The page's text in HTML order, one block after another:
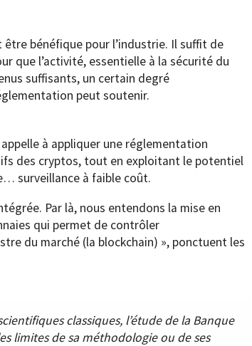
bénéfique pour l’industrie. Il suffit de
que l’activité, essentielle à la sécurité du
suffisants, un certain degré
peut soutenir.
à appliquer une réglementation
des cryptos, tout en exploitant le potentiel
surveillance à faible coût.
Par là, nous entendons la mise en
qui permet de contrôler
du marché (la blockchain) », ponctuent les
classiques, l’étude de la Banque
limites de sa méthodologie ou de ses